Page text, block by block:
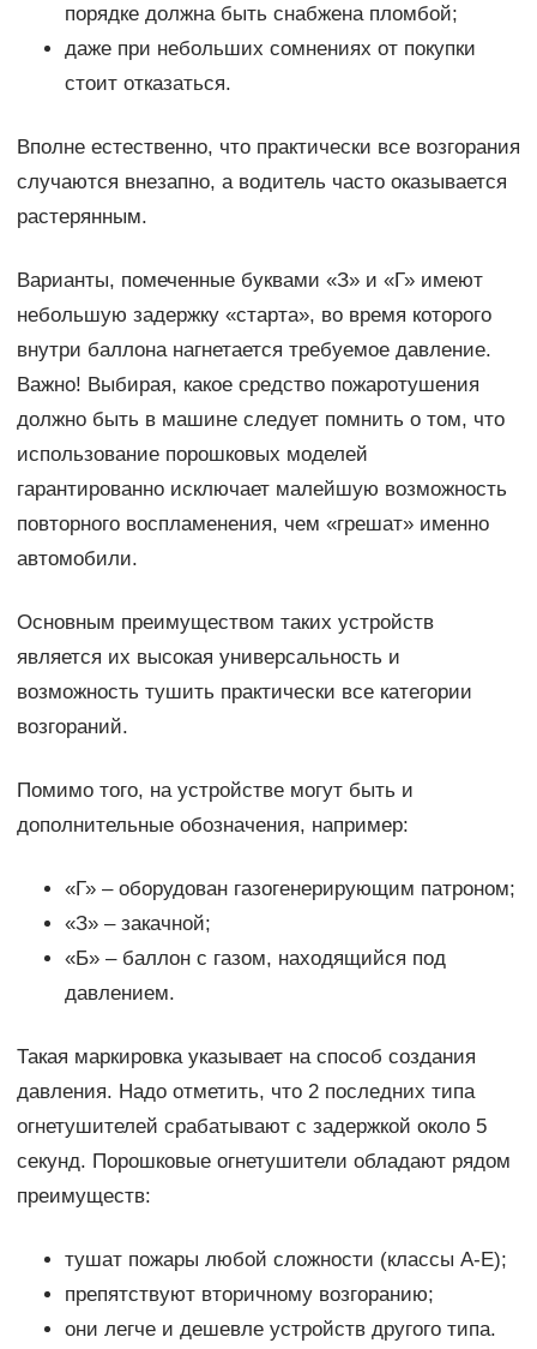
порядке должна быть снабжена пломбой;
даже при небольших сомнениях от покупки
стоит отказаться.
Вполне естественно, что практически все возгорания
случаются внезапно, а водитель часто оказывается
растерянным.
Варианты, помеченные буквами «З» и «Г» имеют
небольшую задержку «старта», во время которого
внутри баллона нагнетается требуемое давление.
Важно! Выбирая, какое средство пожаротушения
должно быть в машине следует помнить о том, что
использование порошковых моделей
гарантированно исключает малейшую возможность
повторного воспламенения, чем «грешат» именно
автомобили.
Основным преимуществом таких устройств
является их высокая универсальность и
возможность тушить практически все категории
возгораний.
Помимо того, на устройстве могут быть и
дополнительные обозначения, например:
«Г» – оборудован газогенерирующим патроном;
«З» – закачной;
«Б» – баллон с газом, находящийся под
давлением.
Такая маркировка указывает на способ создания
давления. Надо отметить, что 2 последних типа
огнетушителей срабатывают с задержкой около 5
секунд. Порошковые огнетушители обладают рядом
преимуществ:
тушат пожары любой сложности (классы А-Е);
препятствуют вторичному возгоранию;
они легче и дешевле устройств другого типа.